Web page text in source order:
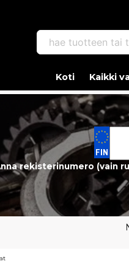
hae tuotteen tai
Koti Kaikki
rekisterinumero (vain